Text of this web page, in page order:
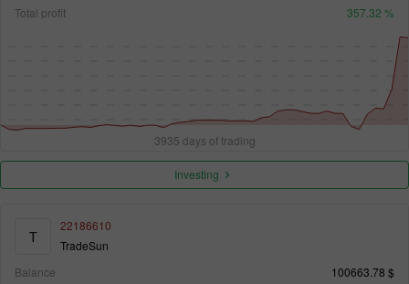
Total profit
357.32 %
3935 days of trading
Investing
T
22186610
TradeSun
Balance
100663.78 $